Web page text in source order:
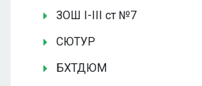
ЗОШ І-ІІІ ст №7
СЮТУР
БХТДЮМ